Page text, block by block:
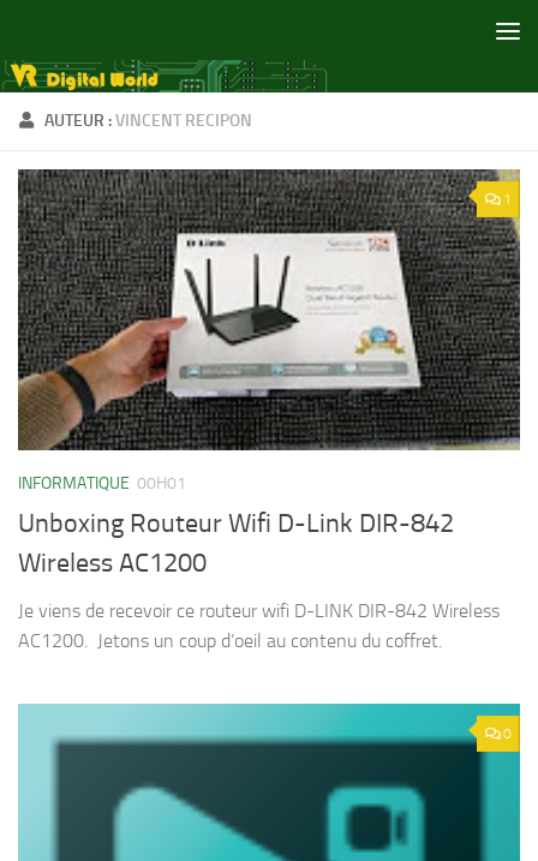
AUTEUR :VINCENT RECIPON
1
INFORMATIQUE 00H01
Unboxing Routeur Wifi D-Link DIR-842
Wireless AC1200
Je viens de recevoir ce routeur wifi D-LINK DIR-842 Wireless
AC1200. Jetons un coup d’oeil au contenu du coffret.
0